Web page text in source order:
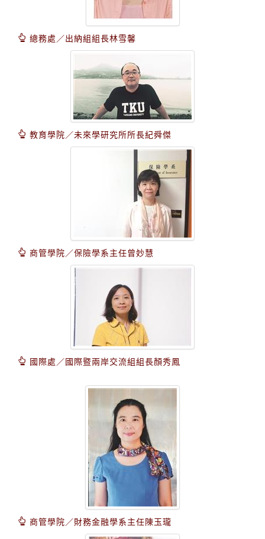
總務處／出納組組長林雪馨
教育學院／未來學研究所所長紀舜傑
商管學院／保險學系主任曾妙慧
國際處／國際暨兩岸交流組組長顏秀鳳
商管學院／財務金融學系主任陳玉瓏